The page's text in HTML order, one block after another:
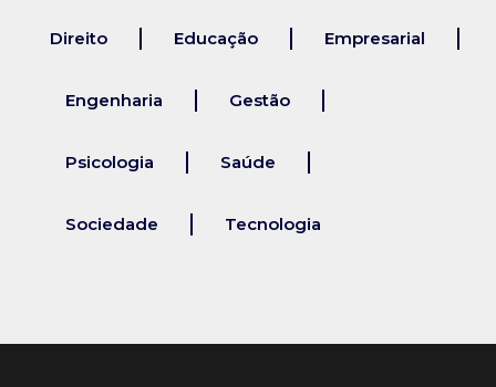
Direito Educação Empresarial
Engenharia Gestão
Psicologia Saúde
Sociedade Tecnologia